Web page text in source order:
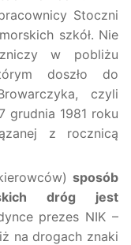
Stoczni
szkół. Nie
w pobliżu
doszło do
czyli
grudnia 1981 roku
z rocznicą
sposób
dróg jest
prezes NIK –
na drogach znaki